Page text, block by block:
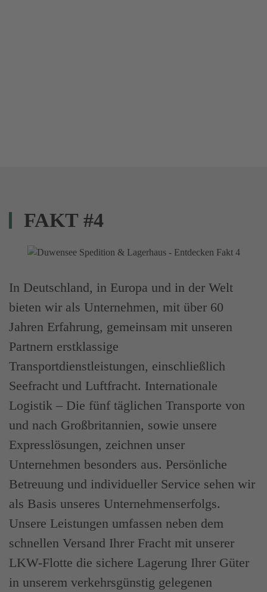
FAKT #4
In Deutschland, in Europa und in der Welt
bieten wir als Unternehmen, mit über 60
Jahren Erfahrung, gemeinsam mit unseren
Partnern erstklassige
Transportdienstleistungen, einschließlich
Seefracht und Luftfracht. Internationale
Logistik – Die fünf täglichen Transporte von
und nach Großbritannien, sowie unsere
Expresslösungen, zeichnen unser
Unternehmen besonders aus. Persönliche
Betreuung und individueller Service sehen wir
als Basis unseres Unternehmenserfolgs.
Unsere Leistungen umfassen neben dem
schnellen Versand Ihrer Fracht mit unserer
LKW-Flotte die sichere Lagerung Ihrer Güter
in unserem verkehrsgünstig gelegenen